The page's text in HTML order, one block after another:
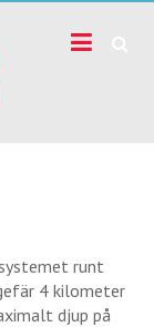
runt
4 kilometer
djup på